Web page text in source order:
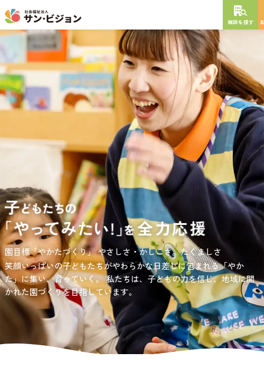
施設を探す
負担の少ない介護、ふれあいを大切にする介護、笑顔が溢れている
介護を目指して。
愛知・岐阜・長野の3県下で38施設・151事業所の介護関連事業所を運
営する社会福祉法人サン・ビジョンでは、今後ますます高まる介護
ニーズに幅広く対応していきます。
園目標「やかたづくり」やさしさ・かしこさ。たくましさ
笑顔いっぱいの子どもたちがやわらかな日差しに包まれる「やか
た」に集い、育っていく。私たちは、子どもの力を信じ、地域に開
かれた園づくりを目指しています。
サンサン・スクール東山公園では、小学生の児童が放課後安心して
過ごせる環境を提供するとともに、宿題・クラブ活動(英語・習字・
選択)などの学習面にも力を入れて行っている学童保育所です。
NEW OPEN
年
特別養護老人ホーム
短期入所生活介護
通所介護
居宅介護支援
グレイスフル砧公園
東京都世田谷区大蔵 3丁目4番12号
お問い合わせ先
03-6411-5781
担当：宮澤